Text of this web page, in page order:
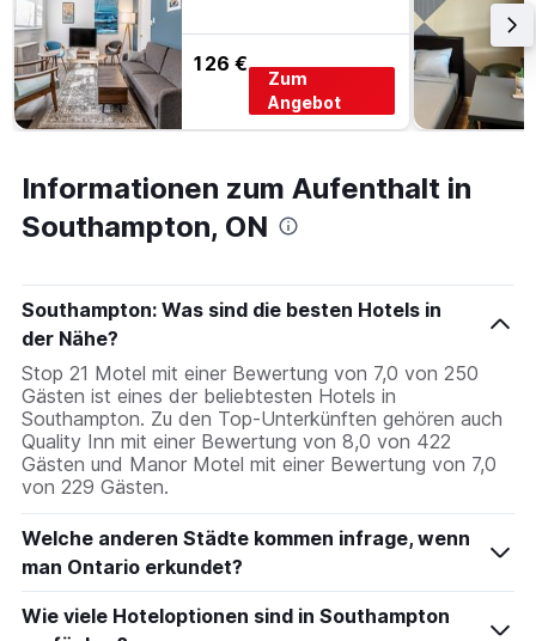
126 €
Zum
Angebot
Informationen zum Aufenthalt in
Southampton, ON
Southampton: Was sind die besten Hotels in
der Nähe?
Stop 21 Motel mit einer Bewertung von 7,0 von 250
Gästen ist eines der beliebtesten Hotels in
Southampton. Zu den Top-Unterkünften gehören auch
Quality Inn mit einer Bewertung von 8,0 von 422
Gästen und Manor Motel mit einer Bewertung von 7,0
von 229 Gästen.
Welche anderen Städte kommen infrage, wenn
man Ontario erkundet?
Wie viele Hoteloptionen sind in Southampton